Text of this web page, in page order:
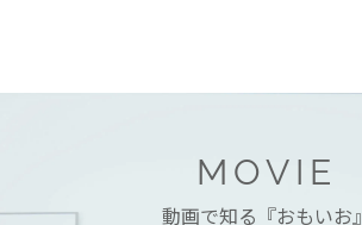
MOVIE
動画で知る『おもいお』